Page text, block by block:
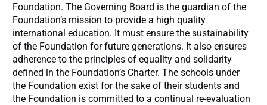
Foundation. The Governing Board is the guardian of the
Foundation’s mission to provide a high quality
international education. It must ensure the sustainability
of the Foundation for future generations. It also ensures
adherence to the principles of equality and solidarity
defined in the Foundation’s Charter. The schools under
the Foundation exist for the sake of their students and
the Foundation is committed to a continual re-evaluation